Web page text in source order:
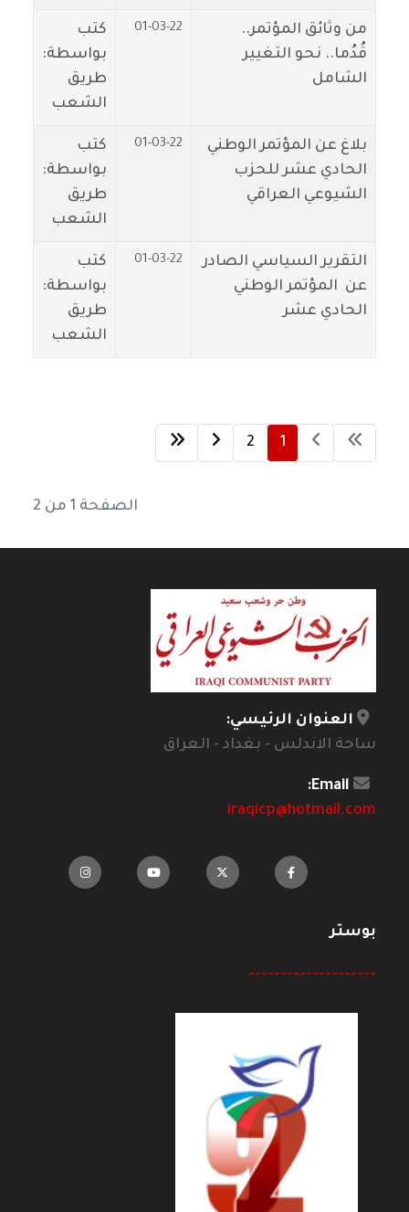
من وثائق المؤتمر..
قُدُما.. نحو التغيير
الشامل
01-03-22
كتب
بواسطة:
طريق
الشعب
بلاغ عن المؤتمر الوطني
الحادي عشر للحزب
الشيوعي العراقي
01-03-22
كتب
بواسطة:
طريق
الشعب
التقرير السياسي الصادر
عن المؤتمر الوطني
الحادي عشر
01-03-22
كتب
بواسطة:
طريق
الشعب
1
2
الصفحة 1 من 2
العنوان الرئيسي:
ساحة الاندلس - بغداد - العراق
Email:
iraqicp@hotmail.com
بوستر
--------------------